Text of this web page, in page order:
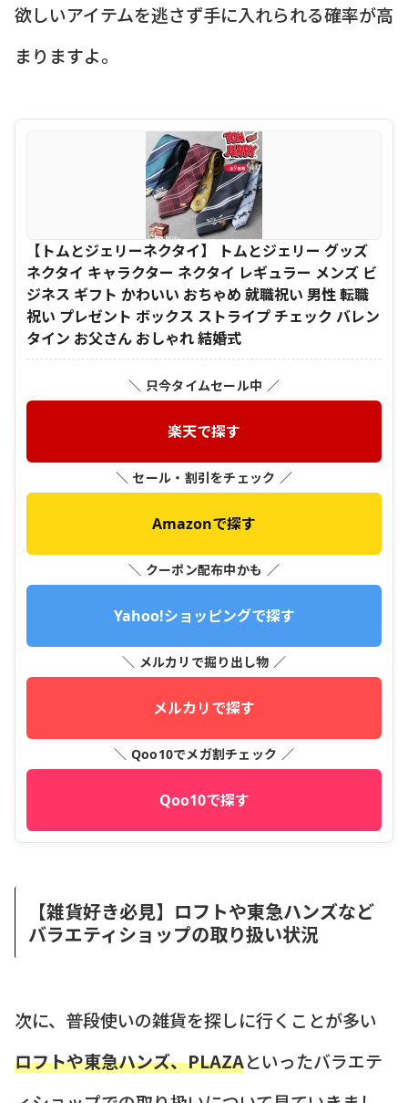
欲しいアイテムを逃さず手に入れられる確率が高
まりますよ。
【トムとジェリーネクタイ】 トムとジェリー グッズ
ネクタイ キャラクター ネクタイ レギュラー メンズ ビ
ジネス ギフト かわいい おちゃめ 就職祝い 男性 転職
祝い プレゼント ボックス ストライプ チェック バレン
タイン お父さん おしゃれ 結婚式
＼ 只今タイムセール中 ／
楽天で探す
＼ セール・割引をチェック ／
Amazonで探す
＼ クーポン配布中かも ／
Yahoo!ショッピングで探す
＼ メルカリで掘り出し物 ／
メルカリで探す
＼ Qoo10でメガ割チェック ／
Qoo10で探す
【雑貨好き必見】ロフトや東急ハンズなど
バラエティショップの取り扱い状況
次に、普段使いの雑貨を探しに行くことが多い
ロフトや東急ハンズ、PLAZAといったバラエテ